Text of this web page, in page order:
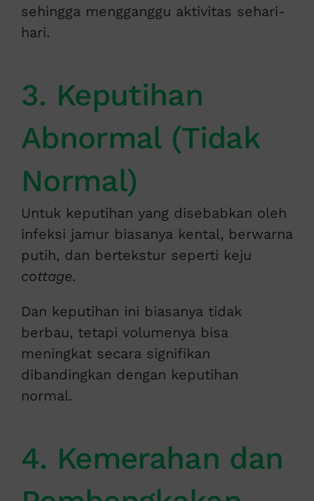
sehingga mengganggu aktivitas sehari-
hari.
3. Keputihan
Abnormal (Tidak
Normal)
Untuk keputihan yang disebabkan oleh
infeksi jamur biasanya kental, berwarna
putih, dan bertekstur seperti keju
cottage.
Dan keputihan ini biasanya tidak
berbau, tetapi volumenya bisa
meningkat secara signifikan
dibandingkan dengan keputihan
normal.
4. Kemerahan dan